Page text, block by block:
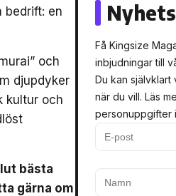
bedrift: en
och
djupdyker
kultur och
bästa
gärna om
Få Kingsize
inbjudningar till
Du kan självklart
när du vill. Läs
personuppgifter